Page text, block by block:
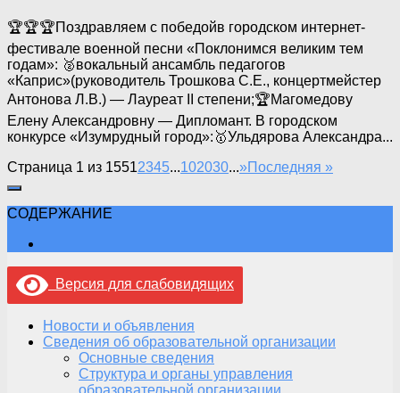
🏆🏆🏆Поздравляем с победойв городском интернет-
фестивале военной песни «Поклонимся великим тем
годам»: 🥈вокальный ансамбль педагогов
«Каприс»(руководитель Трошкова С.Е., концертмейстер
Антонова Л.В.) — Лауреат II степени;🏆Магомедову
Елену Александровну — Дипломант. В городском
конкурсе «Изумрудный город»:🥇Ульдярова Александра...
Страница 1 из 15512345...102030...»Последняя »
СОДЕРЖАНИЕ
Версия для слабовидящих
Новости и объявления
Сведения об образовательной организации
Основные сведения
Структура и органы управления
образовательной организации